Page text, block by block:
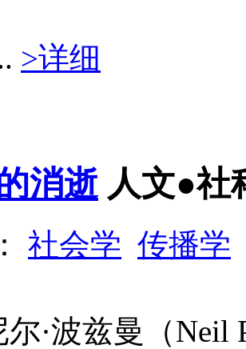
>详细
消逝 人文●社
社会学 传播学
·波兹曼（Neil